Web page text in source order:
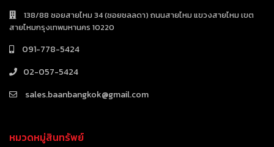
138/88 ซอยสายไหม 34 (ซอยชลลดา) ถนนสายไหม แขวงสายไหม เขต
สายไหมกรุงเทพมหานคร 10220
091-778-5424
02-057-5424
sales.baanbangkok@gmail.com
หมวดหมู่สินทรัพย์